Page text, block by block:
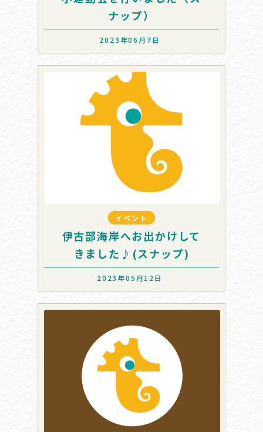
ナップ）
2023年06月7日
イベント
伊古部海岸へお出かけして
きました♪(スナップ)
2023年05月12日